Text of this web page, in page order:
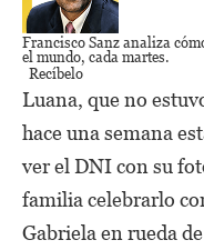
Francisco Sanz analiza
el mundo, cada martes.
Recíbelo
Luana, que no
hace una semana
ver el DNI con su
familia celebrarlo
Gabriela en rueda